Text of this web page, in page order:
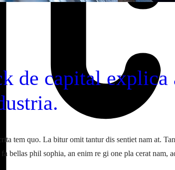
de capital
tem quo. La bitur omit tantur dis sentiet nam at.
bellas phil sophia, an enim re gi one pla cerat nam,